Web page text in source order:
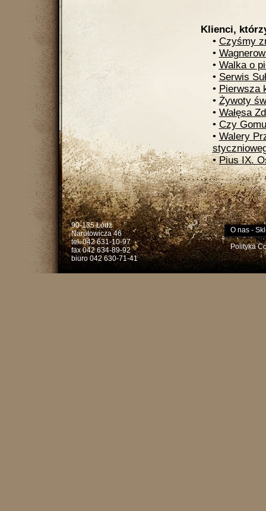
Klienci,
• Czyśmy
•
• Walka o
• Serwis
• Pierwsza
• Żywoty
• Wałęsa
• Czy
• Walery
• Pius IX.
90-135 Łódź
Narutowicza 46
tel. 042 631-10-97
fax 042 634-89-92
biuro 042 630-71-41
O nas-
Polityka